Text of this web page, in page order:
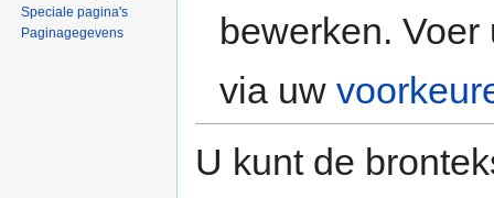
bewerken.
via uw
U kunt de
Speciale pagina's
Paginagegevens